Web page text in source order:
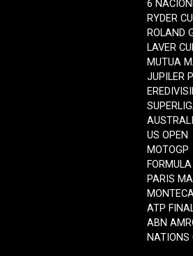
6
RYDER
ROLAND
LAVER
MUTUA
JUPILER
US OPEN
MOTOGP
FORMULA
PARIS
ATP
ABN